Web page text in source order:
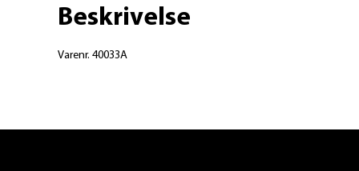
Beskrivelse
Varenr. 40033A